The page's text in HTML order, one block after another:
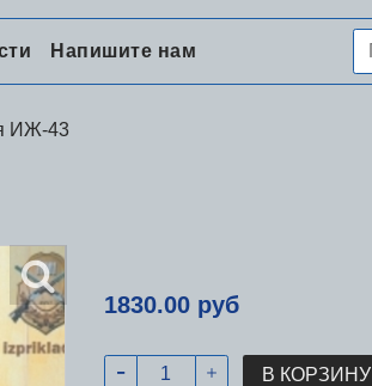
Напишите нам
ИЖ-43
1830.00 руб
В КОРЗИНУ